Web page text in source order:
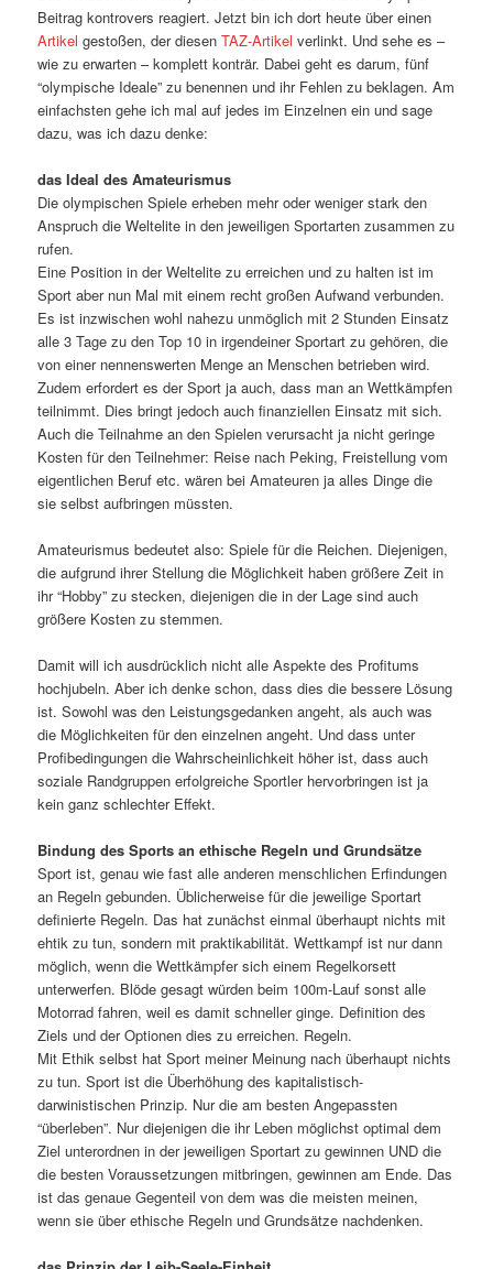
Beitrag kontrovers reagiert. Jetzt bin ich dort heute über einen
Artikel gestoßen, der diesenTAZ-Artikel verlinkt. Und sehe es –
wie zu erwarten – komplett konträr. Dabei geht es darum, fünf
“olympische Ideale” zu benennen und ihr Fehlen zu beklagen. Am
einfachsten gehe ich mal auf jedes im Einzelnen ein und sage
dazu, was ich dazu denke:
das Ideal des Amateurismus
Die olympischen Spiele erheben mehr oder weniger stark den
Anspruch die Weltelite in den jeweiligen Sportarten zusammen zu
rufen.
Eine Position in der Weltelite zu erreichen und zu halten ist im
Sport aber nun Mal mit einem recht großen Aufwand verbunden.
Es ist inzwischen wohl nahezu unmöglich mit 2 Stunden Einsatz
alle 3 Tage zu den Top 10 in irgendeiner Sportart zu gehören, die
von einer nennenswerten Menge an Menschen betrieben wird.
Zudem erfordert es der Sport ja auch, dass man an Wettkämpfen
teilnimmt. Dies bringt jedoch auch finanziellen Einsatz mit sich.
Auch die Teilnahme an den Spielen verursacht ja nicht geringe
Kosten für den Teilnehmer: Reise nach Peking, Freistellung vom
eigentlichen Beruf etc. wären bei Amateuren ja alles Dinge die
sie selbst aufbringen müssten.
Amateurismus bedeutet also: Spiele für die Reichen. Diejenigen,
die aufgrund ihrer Stellung die Möglichkeit haben größere Zeit in
ihr “Hobby” zu stecken, diejenigen die in der Lage sind auch
größere Kosten zu stemmen.
Damit will ich ausdrücklich nicht alle Aspekte des Profitums
hochjubeln. Aber ich denke schon, dass dies die bessere Lösung
ist. Sowohl was den Leistungsgedanken angeht, als auch was
die Möglichkeiten für den einzelnen angeht. Und dass unter
Profibedingungen die Wahrscheinlichkeit höher ist, dass auch
soziale Randgruppen erfolgreiche Sportler hervorbringen ist ja
kein ganz schlechter Effekt.
Bindung des Sports an ethische Regeln und Grundsätze
Sport ist, genau wie fast alle anderen menschlichen Erfindungen
an Regeln gebunden. Üblicherweise für die jeweilige Sportart
definierte Regeln. Das hat zunächst einmal überhaupt nichts mit
ehtik zu tun, sondern mit praktikabilität. Wettkampf ist nur dann
möglich, wenn die Wettkämpfer sich einem Regelkorsett
unterwerfen. Blöde gesagt würden beim 100m-Lauf sonst alle
Motorrad fahren, weil es damit schneller ginge. Definition des
Ziels und der Optionen dies zu erreichen. Regeln.
Mit Ethik selbst hat Sport meiner Meinung nach überhaupt nichts
zu tun. Sport ist die Überhöhung des kapitalistisch-
darwinistischen Prinzip. Nur die am besten Angepassten
“überleben”. Nur diejenigen die ihr Leben möglichst optimal dem
Ziel unterordnen in der jeweiligen Sportart zu gewinnen UND die
die besten Voraussetzungen mitbringen, gewinnen am Ende. Das
ist das genaue Gegenteil von dem was die meisten meinen,
wenn sie über ethische Regeln und Grundsätze nachdenken.